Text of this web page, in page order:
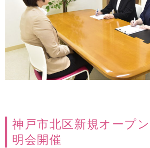
神戸市北区新規オープ
明会開催